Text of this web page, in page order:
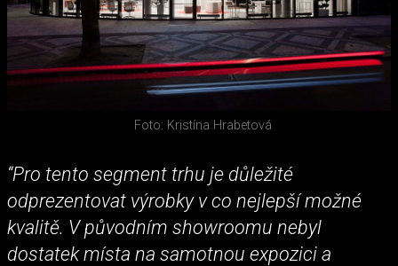
Foto: Kristína Hrabetová
“Pro tento segment trhu je důležité
odprezentovat výrobky v co nejlepší možné
kvalitě. V původním showroomu nebyl
dostatek místa na samotnou expozici a